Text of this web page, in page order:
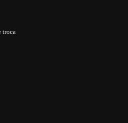
troca